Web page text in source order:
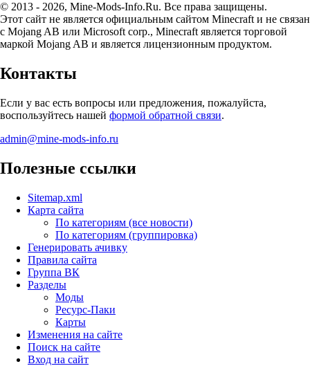
© 2013 - 2026, Mine-Mods-Info.Ru. Все права защищены.
Этот сайт не является официальным сайтом Minecraft и не связан
с Mojang AB или Microsoft corp., Minecraft является торговой
маркой Mojang AB и является лицензионным продуктом.
Контакты
Если у вас есть вопросы или предложения, пожалуйста,
воспользуйтесь нашей формой обратной связи.
admin@mine-mods-info.ru
Полезные ссылки
Sitemap.xml
Карта сайта
По категориям (все новости)
По категориям (группировка)
Генерировать ачивку
Правила сайта
Группа ВК
Разделы
Моды
Ресурс-Паки
Карты
Изменения на сайте
Поиск на сайте
Вход на сайт